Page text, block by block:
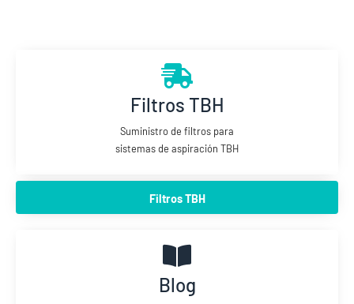
Filtros TBH
Suministro de filtros para
sistemas de aspiración TBH
Filtros TBH
Blog